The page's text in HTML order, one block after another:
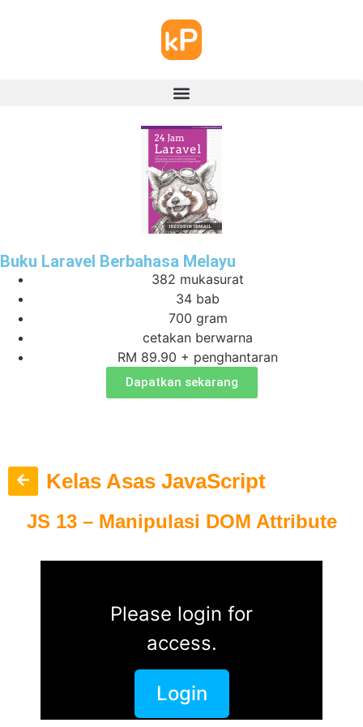
Buku Laravel Berbahasa Melayu
382 mukasurat
34 bab
700 gram
cetakan berwarna
RM 89.90 + penghantaran
Dapatkan sekarang
Kelas Asas JavaScript
JS 13 – Manipulasi DOM Attribute
Please login for
access.
Login